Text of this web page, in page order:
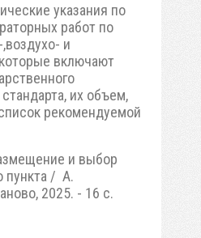
указания по
работ по
и
включают
их объем,
рекомендуемой
и выбор
пункта / А.
2025. - 16 с.